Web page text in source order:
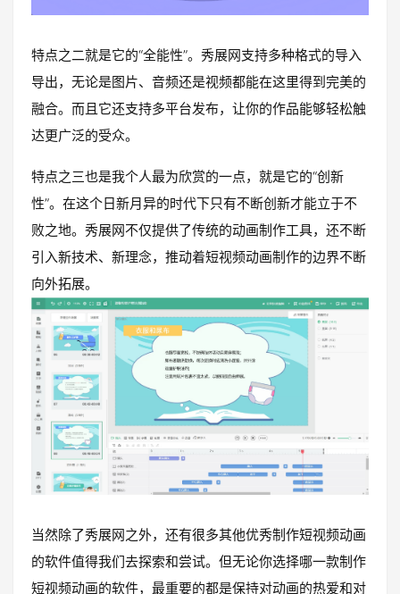
特点之二就是它的“全能性”。秀展网支持多种格式的导入
导出，无论是图片、音频还是视频都能在这里得到完美的
融合。而且它还支持多平台发布，让你的作品能够轻松触
达更广泛的受众。
特点之三也是我个人最为欣赏的一点，就是它的“创新
性”。在这个日新月异的时代下只有不断创新才能立于不
败之地。秀展网不仅提供了传统的动画制作工具，还不断
引入新技术、新理念，推动着短视频动画制作的边界不断
向外拓展。
当然除了秀展网之外，还有很多其他优秀制作短视频动画
的软件值得我们去探索和尝试。但无论你选择哪一款制作
短视频动画的软件，最重要的都是保持对动画的热爱和对